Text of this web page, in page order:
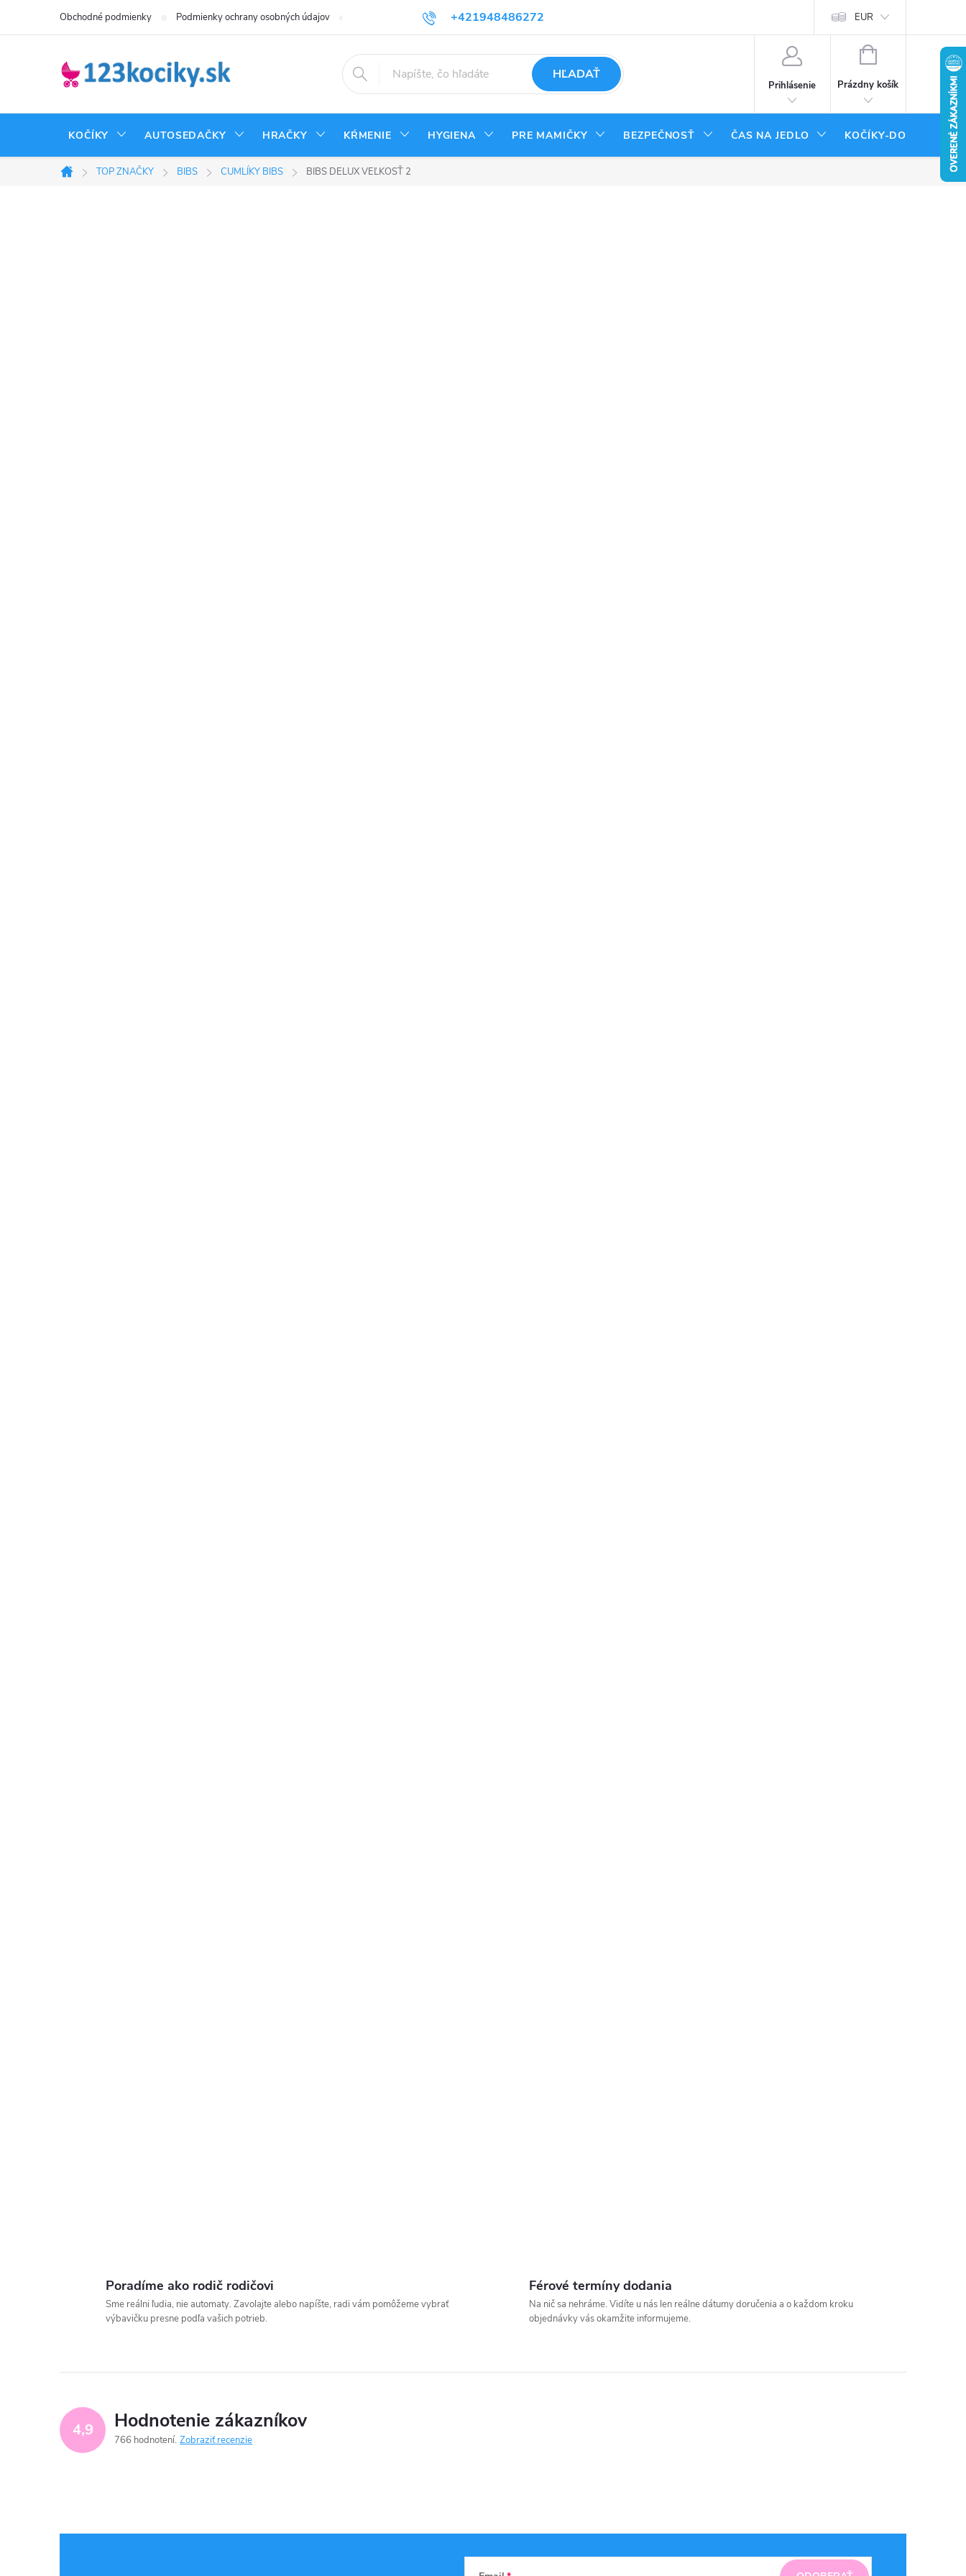
+421948486272
Obchodné podmienky Podmienky ochrany osobných údajov Reklamačný poriadok Kontakty Odstúpenie od zmluvy - vrátenie tovaru EUR
HĽADAŤ
Prihlásenie
NÁKUPNÝ
Prázdny košík
KOČÍKY AUTOSEDAČKY HRAČKY KŔMENIE HYGIENA PRE MAMIČKY BEZPEČNOSŤ ČAS NA JEDLO KOČÍKY-DOPLNKY
Domov
TOP ZNAČKY BIBS CUMLÍKY BIBS BIBS DELUX VEĽKOSŤ 2
Poradíme ako rodič rodičovi
Sme reálni ľudia, nie automaty. Zavolajte alebo napíšte, radi vám pomôžeme vybrať
výbavičku presne podľa vašich potrieb.
Férové termíny dodania
Na nič sa nehráme. Vidíte u nás len reálne dátumy doručenia a o každom kroku
objednávky vás okamžite informujeme.
4,9 Hodnotenie zákazníkov
766 hodnotení Zobraziť recenzie